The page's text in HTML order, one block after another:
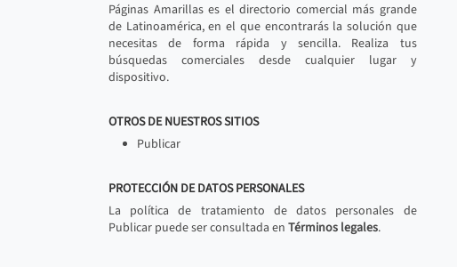
Páginas Amarillas es el directorio comercial más grande
de Latinoamérica, en el que encontrarás la solución que
necesitas de forma rápida y sencilla. Realiza tus
búsquedas comerciales desde cualquier lugar y
dispositivo.
OTROS DE NUESTROS SITIOS
Publicar
PROTECCIÓN DE DATOS PERSONALES
La política de tratamiento de datos personales de
Publicar puede ser consultada en Términos legales.